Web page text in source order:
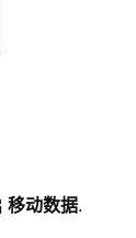
移动数据.